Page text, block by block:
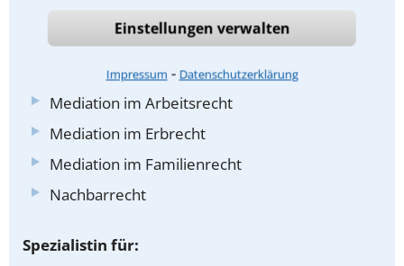
Einstellungen verwalten
Impressum ⁃ Datenschutzerklärung
Mediation
Erbrecht
Pflichtteilsrecht
Mediation im Arbeitsrecht
Mediation im Erbrecht
Mediation im Familienrecht
Nachbarrecht
Spezialistin für: